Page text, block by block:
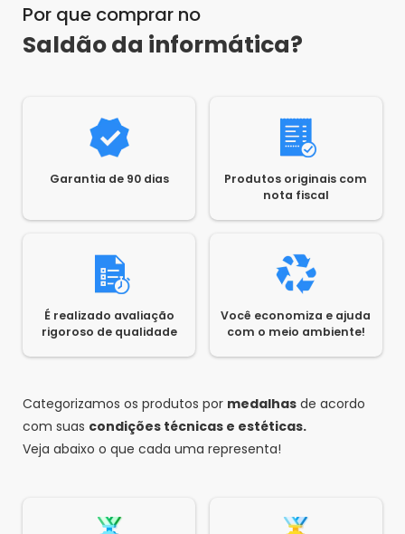
Por que comprar no
Saldão da informática?
Garantia de 90 dias
Produtos originais com
nota fiscal
É realizado avaliação
rigoroso de qualidade
Você economiza e ajuda
com o meio ambiente!
Categorizamos os produtos por medalhas de acordo
com suas condições técnicas e estéticas.
Veja abaixo o que cada uma representa!